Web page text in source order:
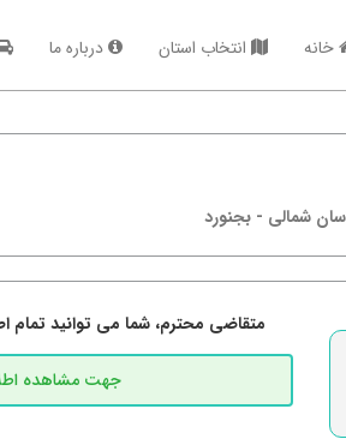
خانه انتخاب استان درباره ما
شمالی - بجنورد
متقاضی محترم، شما می توانید تمام